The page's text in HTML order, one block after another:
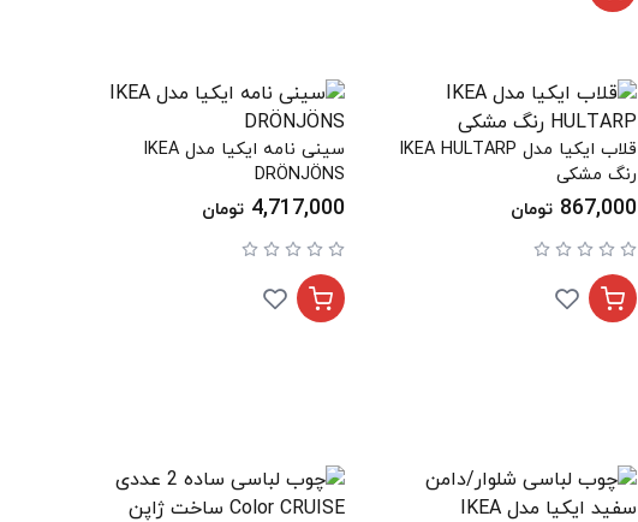
قلاب ایکیا مدل IKEA HULTARP
رنگ مشکی
867,000 تومان
سینی نامه ایکیا مدل IKEA
DRÖNJÖNS
4,717,000 تومان